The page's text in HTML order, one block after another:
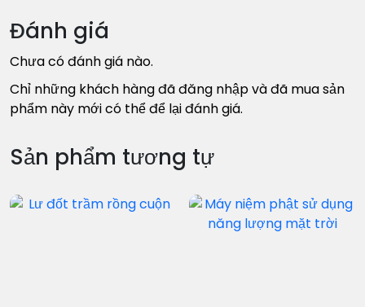
Đánh giá
Chưa có đánh giá nào.
Chỉ những khách hàng đã đăng nhập và đã mua sản
phẩm này mới có thể để lại đánh giá.
Sản phẩm tương tự